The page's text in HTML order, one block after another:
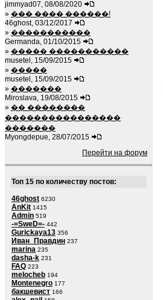
jimmyad07, 08/08/2020
» ��� ���� ������!
46ghost, 03/12/2017
» �����������
Germanda, 01/10/2015
» ����� �����������
musetel, 15/09/2015
» �����
musetel, 15/09/2015
» �������
Miroslava, 19/08/2015
» �� ��������
����������������
�������
Myongdepue, 28/07/2015
Перейти на форум
Топ 15 по количеству постов:
46ghost 6230
AnKit 1415
Admin 519
-=SweD=- 442
Gurickaya13 356
Иван_Правдин 237
marina 235
dasha-k 231
FAQ 223
melocheb 194
Montenegro 177
бакшевист 166